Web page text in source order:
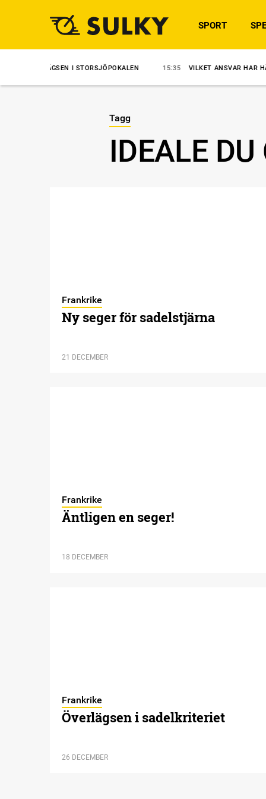
SPORT
I STORSJÖPOKALEN 15:35 VILKET ANSVAR HAR HÄSTÄGARNA?
Tagg
IDEALE DU
Frankrike
Ny seger för sadelstjärna
21 DECEMBER
Frankrike
Äntligen en seger!
18 DECEMBER
Frankrike
Överlägsen i sadelkriteriet
26 DECEMBER